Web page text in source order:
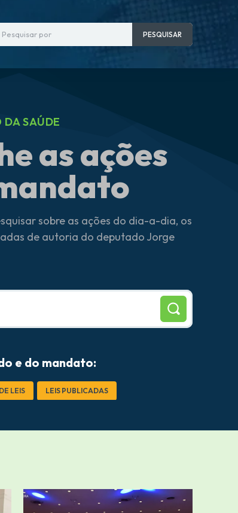
Pesquisar por PESQUISAR
SAÚDE
as ações
sobre as ações do dia-a-dia, os
de autoria do deputado Jorge
e do mandato:
LEIS LEIS PUBLICADAS